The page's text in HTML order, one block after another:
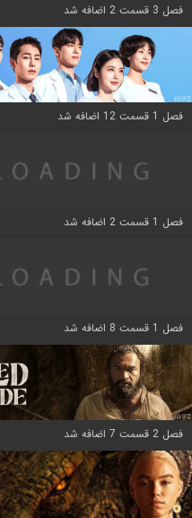
فصل 3 قسمت 2 اضافه شد
فصل 1 قسمت 12 اضافه شد
فصل 1 قسمت 2 اضافه شد
فصل 1 قسمت 8 اضافه شد
فصل 2 قسمت 7 اضافه شد